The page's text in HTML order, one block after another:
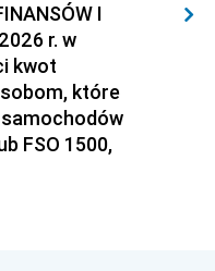
I
r. w
kwot
które
samochodów
FSO 1500,